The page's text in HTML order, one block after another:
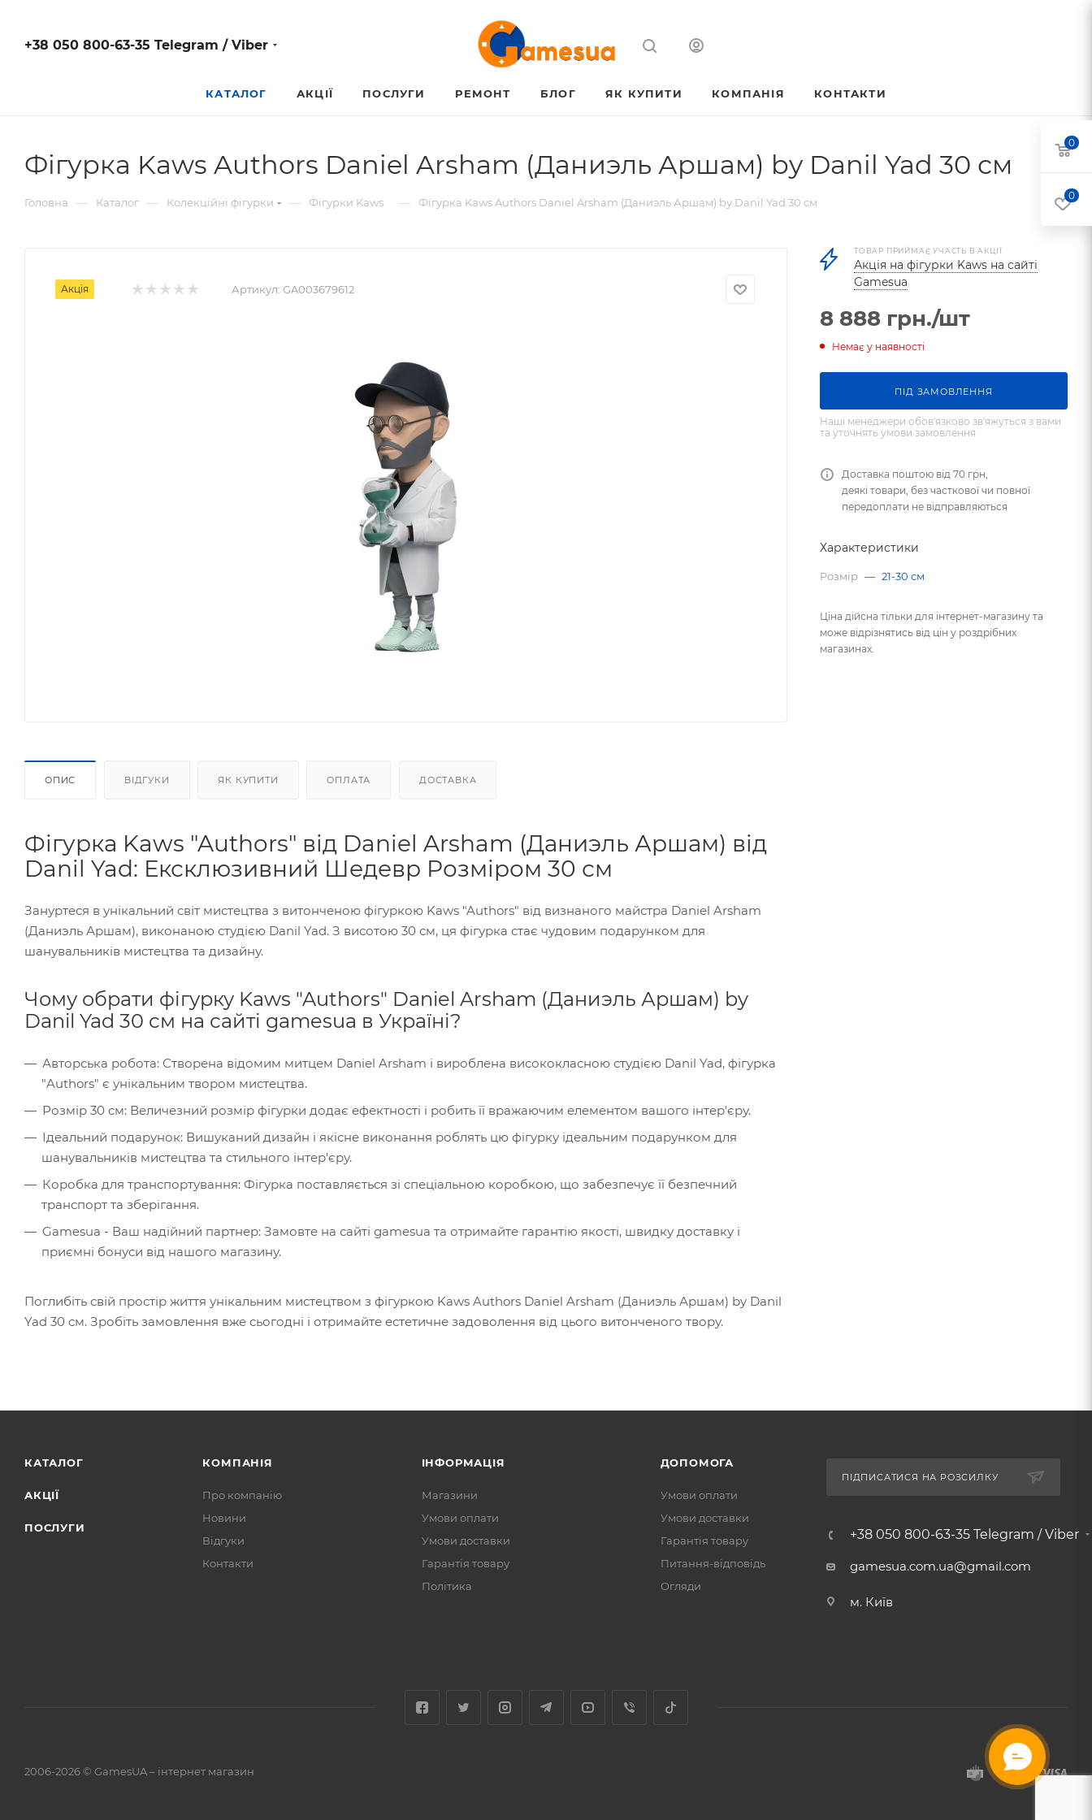
+38 050 800-63-35 Telegram / Viber
КАТАЛОГ АКЦІЇ ПОСЛУГИ РЕМОНТ БЛОГ ЯК КУПИТИ КОМПАНІЯ КОНТАКТИ
Фігурка Kaws Authors Daniel Arsham (Даниэль Аршам) by Danil Yad 30 см
Головна — Каталог — Колекційні фігурки — Фігурки Kaws — Фігурка Kaws Authors Daniel Arsham (Даниэль Аршам) by Danil Yad 30 см
Акція Артикул: GA003679612
ОПИС ВІДГУКИ ЯК КУПИТИ ОПЛАТА ДОСТАВКА
Фігурка Kaws "Authors" від Daniel Arsham (Даниэль Аршам) від
Danil Yad: Ексклюзивний Шедевр Розміром 30 см
Зануртеся в унікальний світ мистецтва з витонченою фігуркою Kaws "Authors" від визнаного майстра Daniel Arsham
(Даниэль Аршам), виконаною студією Danil Yad. З висотою 30 см, ця фігурка стає чудовим подарунком для
шанувальників мистецтва та дизайну.
Чому обрати фігурку Kaws "Authors" Daniel Arsham (Даниэль Аршам) by
Danil Yad 30 см на сайті gamesua в Україні?
Авторська робота: Створена відомим митцем Daniel Arsham і вироблена висококласною студією Danil Yad, фігурка
"Authors" є унікальним твором мистецтва.
Розмір 30 см: Величезний розмір фігурки додає ефектності і робить її вражаючим елементом вашого інтер'єру.
Ідеальний подарунок: Вишуканий дизайн і якісне виконання роблять цю фігурку ідеальним подарунком для
шанувальників мистецтва та стильного інтер'єру.
Коробка для транспортування: Фігурка поставляється зі спеціальною коробкою, що забезпечує її безпечний
транспорт та зберігання.
Gamesua - Ваш надійний партнер: Замовте на сайті gamesua та отримайте гарантію якості, швидку доставку і
приємні бонуси від нашого магазину.
Поглибіть свій простір життя унікальним мистецтвом з фігуркою Kaws Authors Daniel Arsham (Даниэль Аршам) by Danil
Yad 30 см. Зробіть замовлення вже сьогодні і отримайте естетичне задоволення від цього витонченого твору.
ТОВАР ПРИЙМАЄ УЧАСТЬ В АКЦІЇ
Акція на фігурки Kaws на сайті
Gamesua
8 888 грн./шт
Немає у наявності
ПIД ЗАМОВЛЕННЯ
Наші менеджери обов'язково зв'яжуться з вами
та уточнять умови замовлення
Доставка поштою від 70 грн,
деякі товари, без часткової чи повної
передоплати не відправляються
Характеристики
Розмір — 21-30 см
Ціна дійсна тільки для інтернет-магазину та
може відрізнятись від цін у роздрібних
магазинах.
КАТАЛОГ
АКЦІЇ
ПОСЛУГИ
КОМПАНІЯ
Про компанію
Новини
Відгуки
Контакти
ІНФОРМАЦІЯ
Магазини
Умови оплати
Умови доставки
Гарантія товару
Політика
ДОПОМОГА
Умови оплати
Умови доставки
Гарантія товару
Питання-відповідь
Огляди
ПІДПИСАТИСЯ НА РОЗСИЛКУ
+38 050 800-63-35 Telegram / Viber
gamesua.com.ua@gmail.com
м. Київ
2006-2026 © GamesUA – інтернет магазин
0
0